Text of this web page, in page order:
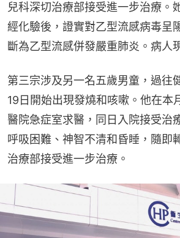
兒科深切治療部接受進一步治療。
經化驗後，證實對乙型流感病毒呈
斷為乙型流感併發嚴重肺炎。病人
第三宗涉及另一名五歲男童，過往
19日開始出現發燒和咳嗽。他在本
醫院急症室求醫，同日入院接受治
呼吸困難、神智不清和昏睡，隨即
治療部接受進一步治療。